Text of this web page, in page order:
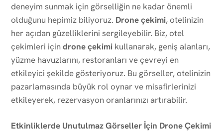
deneyim sunmak için görselliğin ne kadar önemli
olduğunu hepimiz biliyoruz. Drone çekimi, otelinizin
her açıdan güzelliklerini sergileyebilir. Biz, otel
çekimleri içindrone çekimi kullanarak, geniş alanları,
yüzme havuzlarını, restoranları ve çevreyi en
etkileyici şekilde gösteriyoruz. Bu görseller, otelinizin
pazarlamasında büyük rol oynar ve misafirlerinizi
etkileyerek, rezervasyon oranlarınızı artırabilir.
Etkinliklerde Unutulmaz Görseller İçin Drone Çekimi